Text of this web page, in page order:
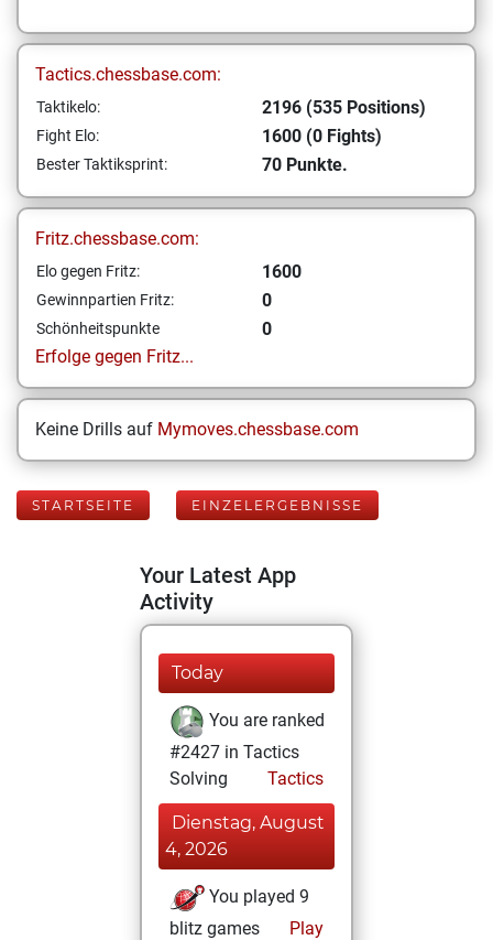
Tactics.chessbase.com:
Taktikelo: 2196 (535 Positions)
Fight Elo: 1600 (0 Fights)
Bester Taktiksprint: 70 Punkte.
Fritz.chessbase.com:
Elo gegen Fritz: 1600
Gewinnpartien Fritz: 0
Schönheitspunkte
0
Erfolge gegen Fritz...
Keine Drills auf Mymoves.chessbase.com
STARTSEITE EINZELERGEBNISSE
Your Latest App
Activity
Today
You are ranked
#2427 in Tactics
Solving
Tactics
Dienstag, August
4, 2026
You played 9
blitz games
Play